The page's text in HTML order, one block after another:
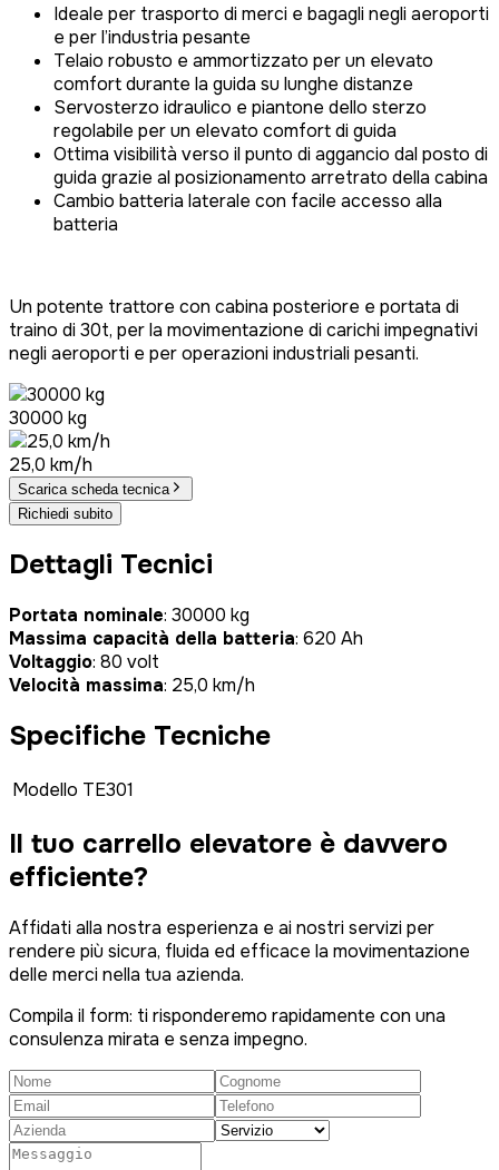
Ideale per trasporto di merci e bagagli negli aeroporti
e per l’industria pesante
Telaio robusto e ammortizzato per un elevato
comfort durante la guida su lunghe distanze
Servosterzo idraulico e piantone dello sterzo
regolabile per un elevato comfort di guida
Ottima visibilità verso il punto di aggancio dal posto di
guida grazie al posizionamento arretrato della cabina
Cambio batteria laterale con facile accesso alla
batteria
Un potente trattore con cabina posteriore e portata di
traino di 30t, per la movimentazione di carichi impegnativi
negli aeroporti e per operazioni industriali pesanti.
30000 kg
25,0 km/h
Scarica scheda tecnica
Richiedi subito
Dettagli Tecnici
Portata nominale: 30000 kg
Massima capacità della batteria: 620 Ah
Voltaggio: 80 volt
Velocità massima: 25,0 km/h
Specifiche Tecniche
Modello TE301
Il tuo carrello elevatore è davvero
efficiente?
Affidati alla nostra esperienza e ai nostri servizi per
rendere più sicura, fluida ed efficace la movimentazione
delle merci nella tua azienda.
Compila il form: ti risponderemo rapidamente con una
consulenza mirata e senza impegno.